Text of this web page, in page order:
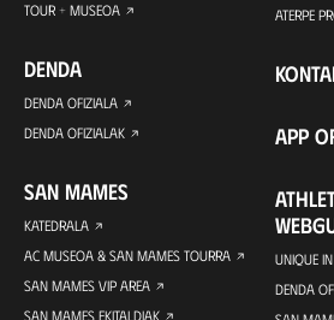
TOUR + MUSEOA
DENDA
DENDA OFIZIALA
DENDA OFIZIALAK
SAN MAMES
KATEDRALA
AC MUSEOA & SAN MAMES TOURRA
SAN MAMES VIP AREA
SAN MAMES EKITALDIAK
ATERPE
APP
UNIQUE
DENDA